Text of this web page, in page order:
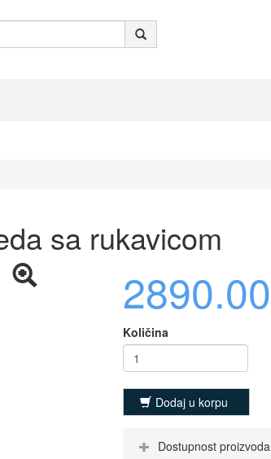
sa rukavicom
2890.00
Količina
Dodaj u korpu
Dostupnost proizvoda